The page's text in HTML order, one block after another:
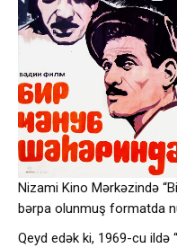
Nizami Kino Mərkəzində
bərpa olunmuş formatda
Qeyd edək ki, 1969-cu ildə